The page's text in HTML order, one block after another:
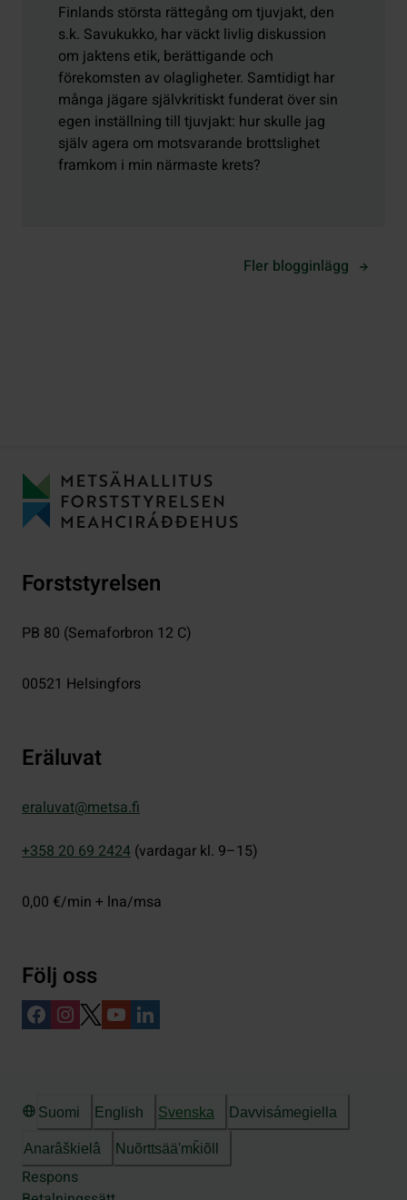
Finlands största rättegång om tjuvjakt, den
s.k. Savukukko, har väckt livlig diskussion
om jaktens etik, berättigande och
förekomsten av olagligheter. Samtidigt har
många jägare självkritiskt funderat över sin
egen inställning till tjuvjakt: hur skulle jag
själv agera om motsvarande brottslighet
framkom i min närmaste krets?
Fler blogginlägg
Forststyrelsen
PB 80 (Semaforbron 12 C)
00521 Helsingfors
Eräluvat
eraluvat@metsa.fi
+358 20 69 2424 (vardagar kl. 9–15)
0,00 €/min + lna/msa
Följ oss
Suomi English Svenska Davvisámegiella
Anarâškielâ Nuõrttsääʹmǩiõll
Respons